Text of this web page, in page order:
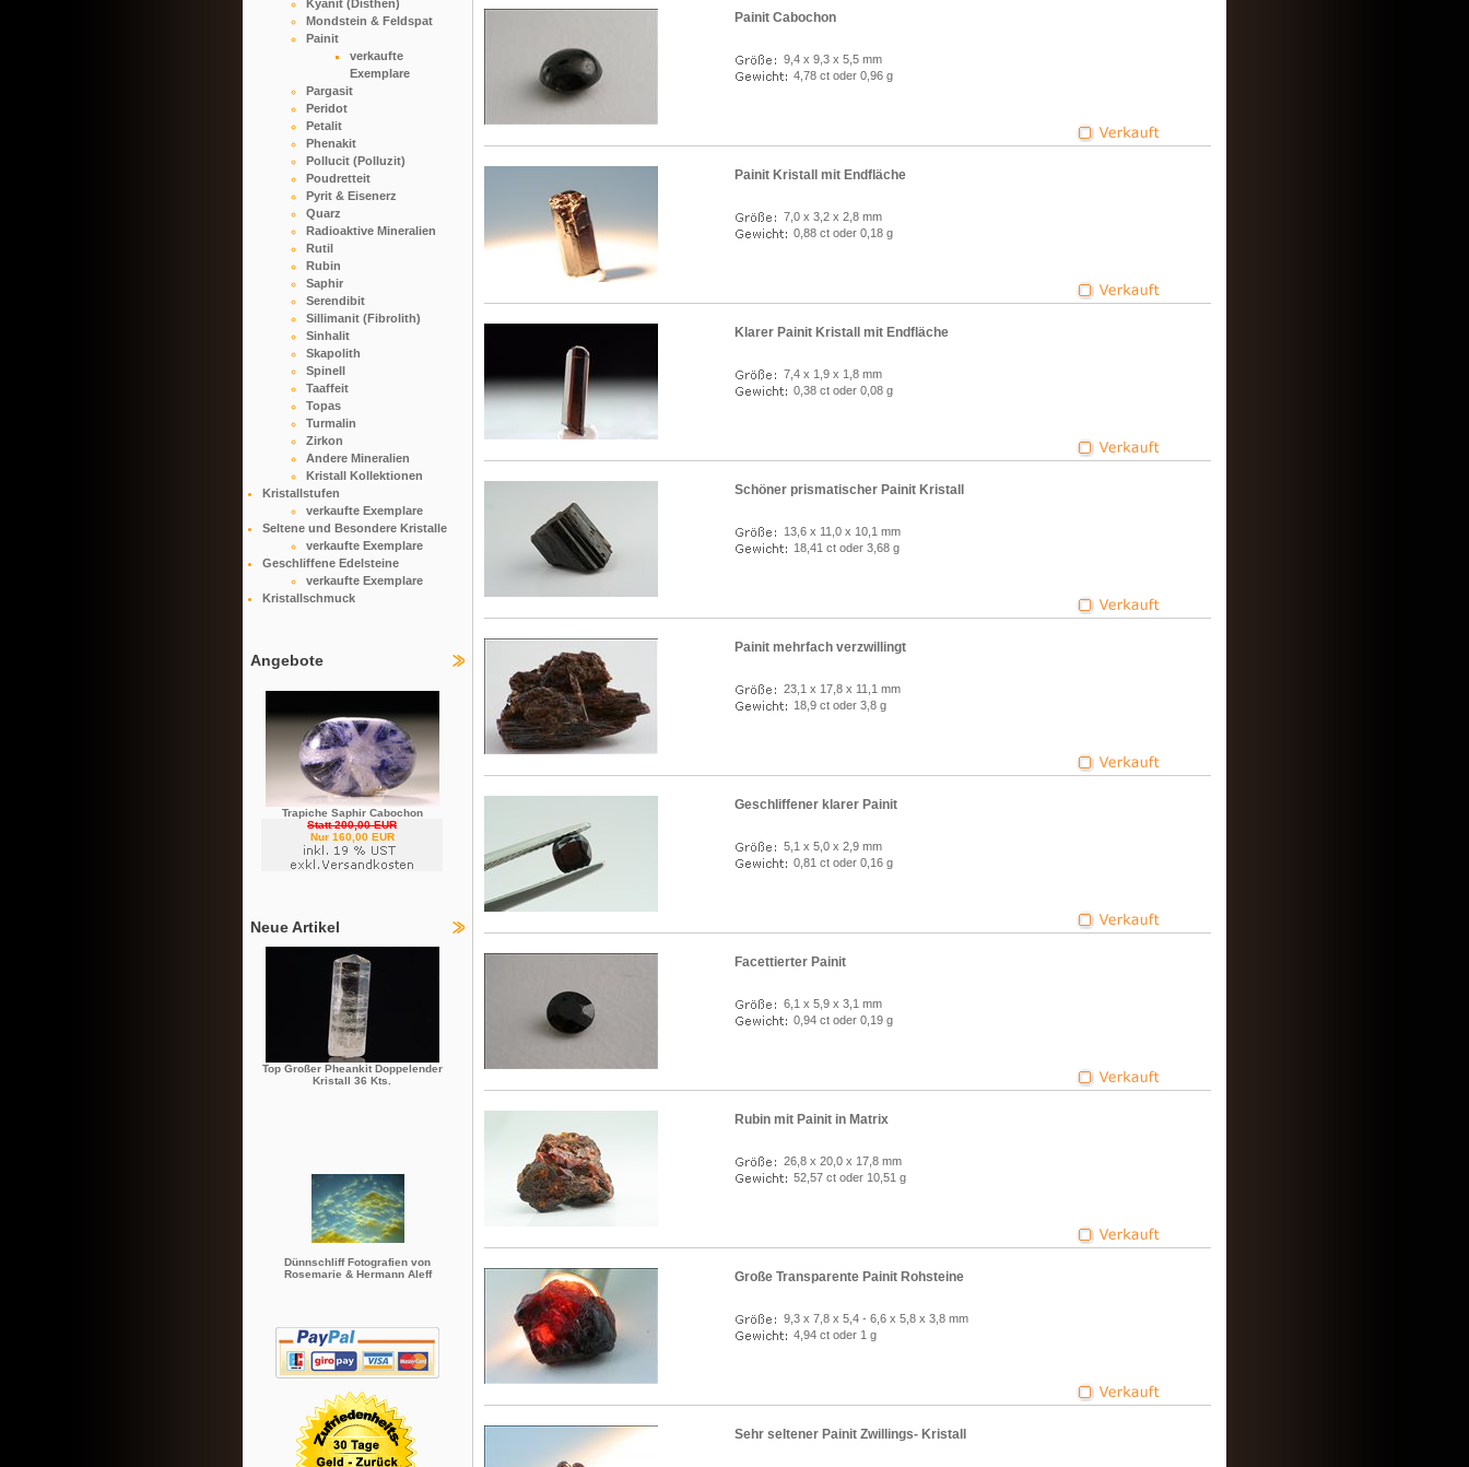
Kyanit (Disthen)
Mondstein & Feldspat
Painit
verkaufte
Exemplare
Pargasit
Peridot
Petalit
Phenakit
Pollucit (Polluzit)
Poudretteit
Pyrit & Eisenerz
Quarz
Radioaktive Mineralien
Rutil
Rubin
Saphir
Serendibit
Sillimanit (Fibrolith)
Sinhalit
Skapolith
Spinell
Taaffeit
Topas
Turmalin
Zirkon
Andere Mineralien
Kristall Kollektionen
Kristallstufen
verkaufte Exemplare
Seltene und Besondere Kristalle
verkaufte Exemplare
Geschliffene Edelsteine
verkaufte Exemplare
Kristallschmuck
Angebote
Trapiche Saphir Cabochon
Statt 200,00 EUR
Nur 160,00 EUR
Neue Artikel
Top Großer Pheankit Doppelender
Kristall 36 Kts.
Dünnschliff Fotografien von
Rosemarie & Hermann Aleff
Painit Cabochon
9,4 x 9,3 x 5,5 mm
4,78 ct oder 0,96 g
Painit Kristall mit Endfläche
7,0 x 3,2 x 2,8 mm
0,88 ct oder 0,18 g
Klarer Painit Kristall mit Endfläche
7,4 x 1,9 x 1,8 mm
0,38 ct oder 0,08 g
Schöner prismatischer Painit Kristall
13,6 x 11,0 x 10,1 mm
18,41 ct oder 3,68 g
Painit mehrfach verzwillingt
23,1 x 17,8 x 11,1 mm
18,9 ct oder 3,8 g
Geschliffener klarer Painit
5,1 x 5,0 x 2,9 mm
0,81 ct oder 0,16 g
Facettierter Painit
6,1 x 5,9 x 3,1 mm
0,94 ct oder 0,19 g
Rubin mit Painit in Matrix
26,8 x 20,0 x 17,8 mm
52,57 ct oder 10,51 g
Große Transparente Painit Rohsteine
9,3 x 7,8 x 5,4 - 6,6 x 5,8 x 3,8 mm
4,94 ct oder 1 g
Sehr seltener Painit Zwillings- Kristall